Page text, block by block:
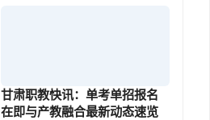
甘肃职教快讯：单考单招报名
在即与产教融合最新动态速览